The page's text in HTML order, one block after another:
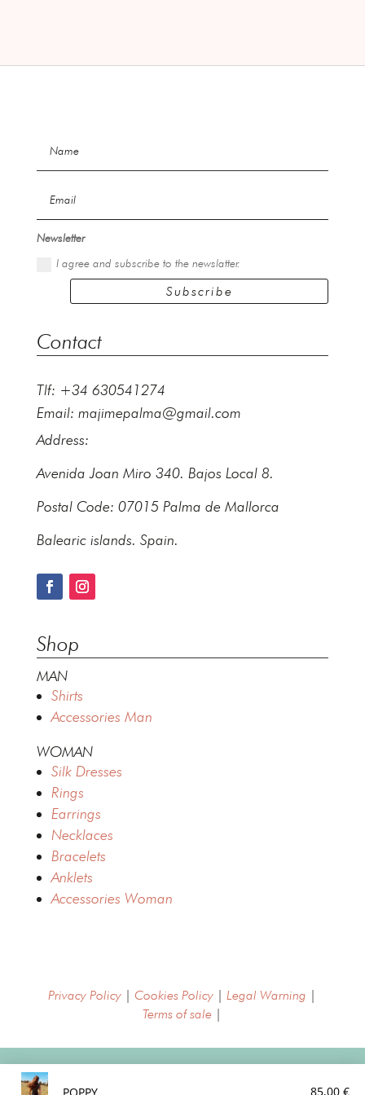
POPPY 85,00€
Newsletter
I agree and subscribe to the newslatter.
Subscribe
Contact
Tlf: +34 630541274
Email: majimepalma@gmail.com
Address:
Avenida Joan Miro 340. Bajos Local 8.
Postal Code: 07015 Palma de Mallorca
Balearic islands. Spain.
Shop
MAN
Shirts
Accessories Man
WOMAN
Silk Dresses
Rings
Earrings
Necklaces
Bracelets
Anklets
Accessories Woman
Privacy Policy | Cookies Policy |Legal Warning |
Terms of sale |